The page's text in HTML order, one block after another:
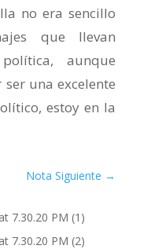
no era sencillo
que llevan
aunque
una excelente
estoy en la
Nota Siguiente →